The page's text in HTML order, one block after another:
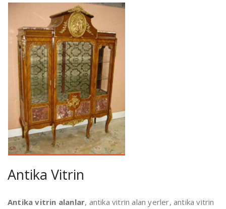
Antika Vitrin
Antika vitrin alanlar, antika vitrin alan yerler, antika vitrin